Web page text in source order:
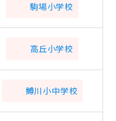
駒場小学校
高丘小学校
鱒川小中学校